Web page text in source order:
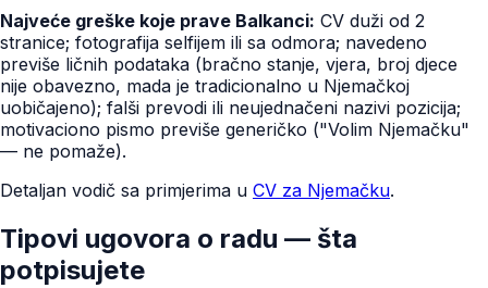
Najveće greške koje prave Balkanci: CV duži od 2
stranice; fotografija selfijem ili sa odmora; navedeno
previše ličnih podataka (bračno stanje, vjera, broj djece
nije obavezno, mada je tradicionalno u Njemačkoj
uobičajeno); falši prevodi ili neujednačeni nazivi pozicija;
motivaciono pismo previše generičko ("Volim Njemačku"
— ne pomaže).
Detaljan vodič sa primjerima u CV za Njemačku.
Tipovi ugovora o radu — šta
potpisujete